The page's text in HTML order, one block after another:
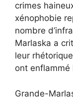
crimes
xénophobie
nombre
Marlaska a
leur
ont enflammé
Grande-